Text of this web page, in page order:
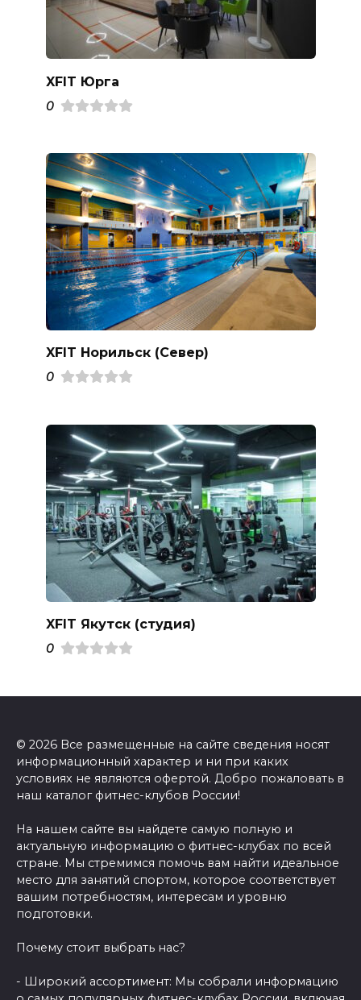
XFIT Юрга
0
XFIT Норильск (Север)
0
XFIT Якутск (студия)
0
© 2026 Все размещенные на сайте сведения носят
информационный характер и ни при каких
условиях не являются офертой. Добро пожаловать в
наш каталог фитнес-клубов России!
На нашем сайте вы найдете самую полную и
актуальную информацию о фитнес-клубах по всей
стране. Мы стремимся помочь вам найти идеальное
место для занятий спортом, которое соответствует
вашим потребностям, интересам и уровню
подготовки.
Почему стоит выбрать нас?
- Широкий ассортимент: Мы собрали информацию